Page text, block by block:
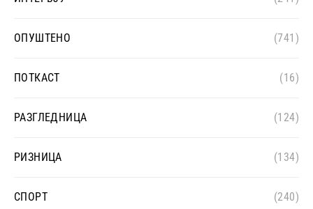
ОПУШТЕНО (741)
ПОТКАСТ (16)
РАЗГЛЕДНИЦА (124)
РИЗНИЦА (134)
СПОРТ (240)